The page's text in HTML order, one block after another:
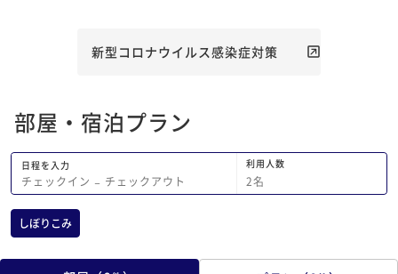
新型コロナウイルス感染症対策
部屋・宿泊プラン
日程を入力
チェックイン − チェックアウト
利用人数
2名
しぼりこみ